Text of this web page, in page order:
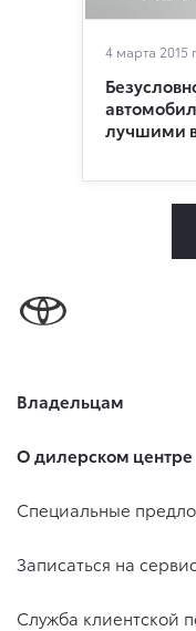
4 марта 2015
лучшими в
Владельцам
О дилерском центре
Специальные
Записаться на сервис
Служба клиентской